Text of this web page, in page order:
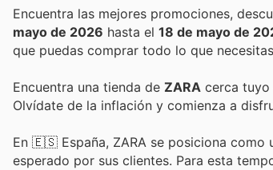
mayo de 2026 hasta el 18 de mayo de
que puedas comprar todo lo que
Encuentra una tienda de ZARA cerca tuyo
Olvídate de la inflación y comienza a
En 🇪🇸 España, ZARA se posiciona como
esperado por sus clientes. Para esta